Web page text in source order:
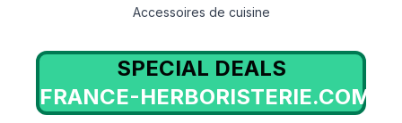
Accessoires de cuisine
SPECIAL DEALS
FRANCE-HERBORISTERIE.COM